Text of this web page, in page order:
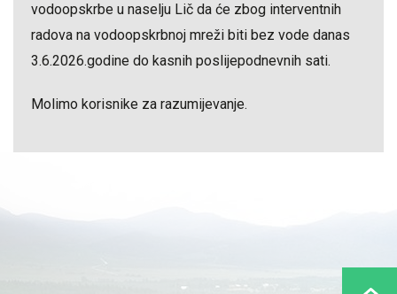
vodoopskrbe u naselju Lič da će zbog interventnih
radova na vodoopskrbnoj mreži biti bez vode danas
3.6.2026.godine do kasnih poslijepodnevnih sati.
Molimo korisnike za razumijevanje.